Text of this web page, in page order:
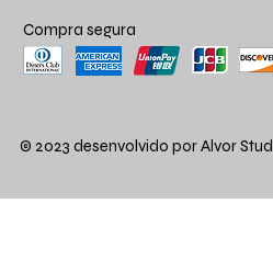
Compra segura
© 2023 desenvolvido por Alvor